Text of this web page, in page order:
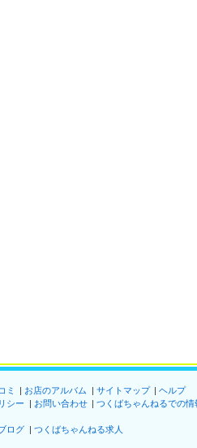
ミ お店のアルバム サイトマップ
ヘルプ
シー お問い合わせ つくばちゃんねるでの情
ログ
つくばちゃんねる求人